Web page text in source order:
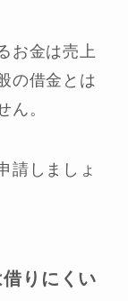
お金は売上
の借金とは
ん。
請しましょ
りにくい